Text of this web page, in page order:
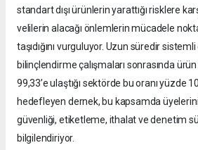
standart dışı ürünlerin yarattığı risklere
velilerin alacağı önlemlerin mücadele
taşıdığını vurguluyor. Uzun süredir
bilinçlendirme çalışmaları sonrasında
99,33’e ulaştığı sektörde bu oranı yüzde
hedefleyen dernek, bu kapsamda
güvenliği, etiketleme, ithalat ve denetim
bilgilendiriyor.